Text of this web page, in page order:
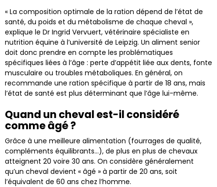
« La composition optimale de la ration dépend de l’état de
santé, du poids et du métabolisme de chaque cheval »,
explique le Dr Ingrid Vervuert, vétérinaire spécialiste en
nutrition équine à l’université de Leipzig. Un aliment senior
doit donc prendre en compte les problématiques
spécifiques liées à l’âge : perte d’appétit liée aux dents, fonte
musculaire ou troubles métaboliques. En général, on
recommande une ration spécifique à partir de 18 ans, mais
l’état de santé est plus déterminant que l’âge lui-même.
Quand un cheval est-il considéré
comme âgé ?
Grâce à une meilleure alimentation (fourrages de qualité,
compléments équilibrants…), de plus en plus de chevaux
atteignent 20 voire 30 ans. On considère généralement
qu’un cheval devient « âgé » à partir de 20 ans, soit
l’équivalent de 60 ans chez l’homme.